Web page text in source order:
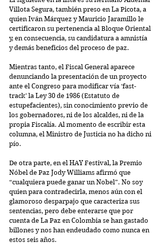
Villota Segura, también preso en La Picota, a
quien Iván Márquez y Mauricio Jaramillo le
certificaron su pertenencia al Bloque Oriental
y, en consecuencia, su candidatura a amnistía
y demás beneficios del proceso de paz.
Mientras tanto, el Fiscal General aparece
denunciando la presentación de un proyecto
ante el Congreso para modificar vía ‘fast-
track’ la Ley 30 de 1986 (Estatuto de
estupefacientes), sin conocimiento previo de
los gobernadores, ni de los alcaldes, ni de la
propia Fiscalía. Al momento de escribir esta
columna, el Ministro de Justicia no ha dicho ni
pío.
De otra parte, en el HAY Festival, la Premio
Nóbel de Paz Jody Williams afirmó que
“cualquiera puede ganar un Nobel”. No soy
quien para contradecirla, menos aún con el
glamoroso desparpajo que caracteriza sus
sentencias, pero debe enterarse que por
cuenta de La Paz en Colombia se han gastado
billones y nos han endeudado como nunca en
estos seis años.